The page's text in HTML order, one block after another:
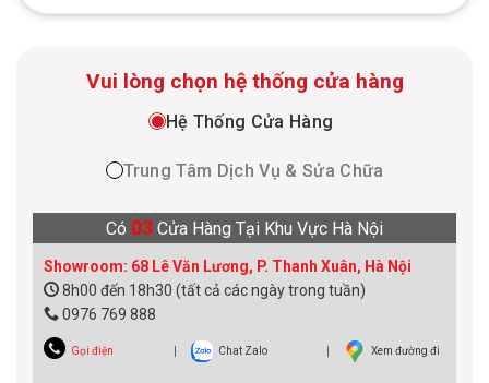
Hệ thống điều khiển đường trường<br>-
Vui lòng chọn hệ thống cửa hàng
Hệ Thống Cửa Hàng
Trung Tâm Dịch Vụ & Sửa Chữa
Có 03 Cửa Hàng Tại Khu Vực Hà Nội
Showroom: 68 Lê Văn Lương, P. Thanh Xuân, Hà Nội
8h00 đến 18h30 (tất cả các ngày trong tuần)
0976 769 888
Gọi điện Chat Zalo Xem đường đi